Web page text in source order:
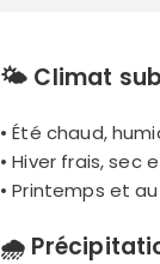
🌤 Climat
• Été chaud,
• Hiver frais, sec
• Printemps et
🌧